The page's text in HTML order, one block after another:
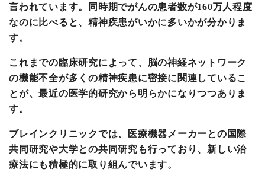
言われています。同時期でがんの患者数が160万人程度
なのに比べると、精神疾患がいかに多いかが分かりま
す。
これまでの臨床研究によって、脳の神経ネットワーク
の機能不全が多くの精神疾患に密接に関連しているこ
とが、最近の医学的研究から明らかになりつつありま
す。
ブレインクリニックでは、医療機器メーカーとの国際
共同研究や大学との共同研究も行っており、新しい治
療法にも積極的に取り組んでいます。